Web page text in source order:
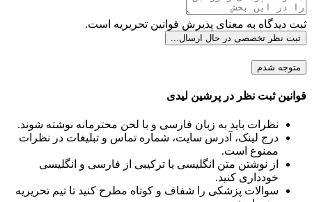
ثبت دیدگاه به معنای پذیرش قوانین تحریریه است.
ثبت نظر تخصصی در حال ارسال...
متوجه شدم
قوانین ثبت نظر در پرشین لیدی
نظرات باید به زبان فارسی و با لحن محترمانه نوشته شوند.
درج لینک، آدرس سایت، شماره تماس و تبلیغات در نظرات
ممنوع است.
از نوشتن متن انگلیسی یا ترکیبی از فارسی و انگلیسی
خودداری کنید.
سوالات پزشکی را شفاف و کوتاه مطرح کنید تا تیم تحریریه